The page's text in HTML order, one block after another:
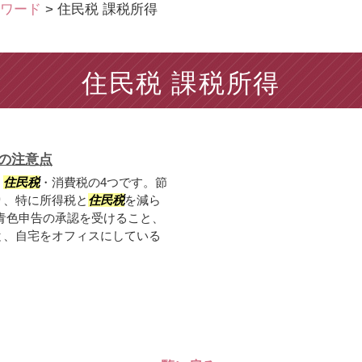
ード > 住民税 課税所得
住民税 課税所得
注意点
住民税・消費税の4つです。節
特に所得税と 住民税を減ら
申告の承認を受けること、
自宅をオフィスにしている